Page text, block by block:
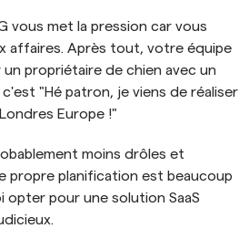
vous met la pression car vous
affaires. Après tout, votre équipe
propriétaire de chien avec un
"Hé patron, je viens de réaliser
Europe !"
moins drôles et
propre planification est beaucoup
opter pour une solution SaaS